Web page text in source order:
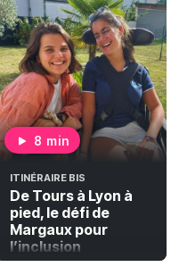
8 min
ITINÉRAIRE BIS
De Tours à Lyon à
pied, le défi de
Margaux pour
l’inclusion